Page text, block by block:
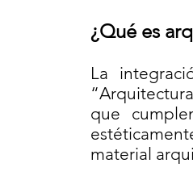
¿Qué es
La
que
material